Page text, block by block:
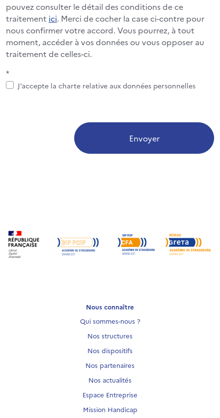
pouvez consulter le détail des conditions de ce
traitement ici. Merci de cocher la case ci-contre pour
nous confirmer votre accord. Vous pourrez, à tout
moment, accéder à vos données ou vous opposer au
traitement de celles-ci.
*
J’accepte la charte relative aux données personnelles
Envoyer
Nous connaître
Qui sommes-nous ?
Nos structures
Nos dispositifs
Nos partenaires
Nos actualités
Espace Entreprise
Mission Handicap